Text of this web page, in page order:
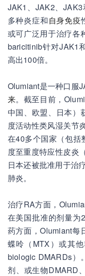
JAK1、JAK2、
多种炎症和自身免疫
或可广泛用于治疗各
baricitinib针对JAK1
高出100倍。
Olumiant是一种口服
来。截至目前，
中国、欧盟、日本）
度活动性类风湿关节
在40多个国家（包括
度至重度特应性皮炎
日本还被批准用于治
肺炎。
治疗RA方面，
在美国批准的剂量为
药方面，Olumiant每
蝶呤（MTX）或其
biologic DMARDs）
剂、或生物DMARD